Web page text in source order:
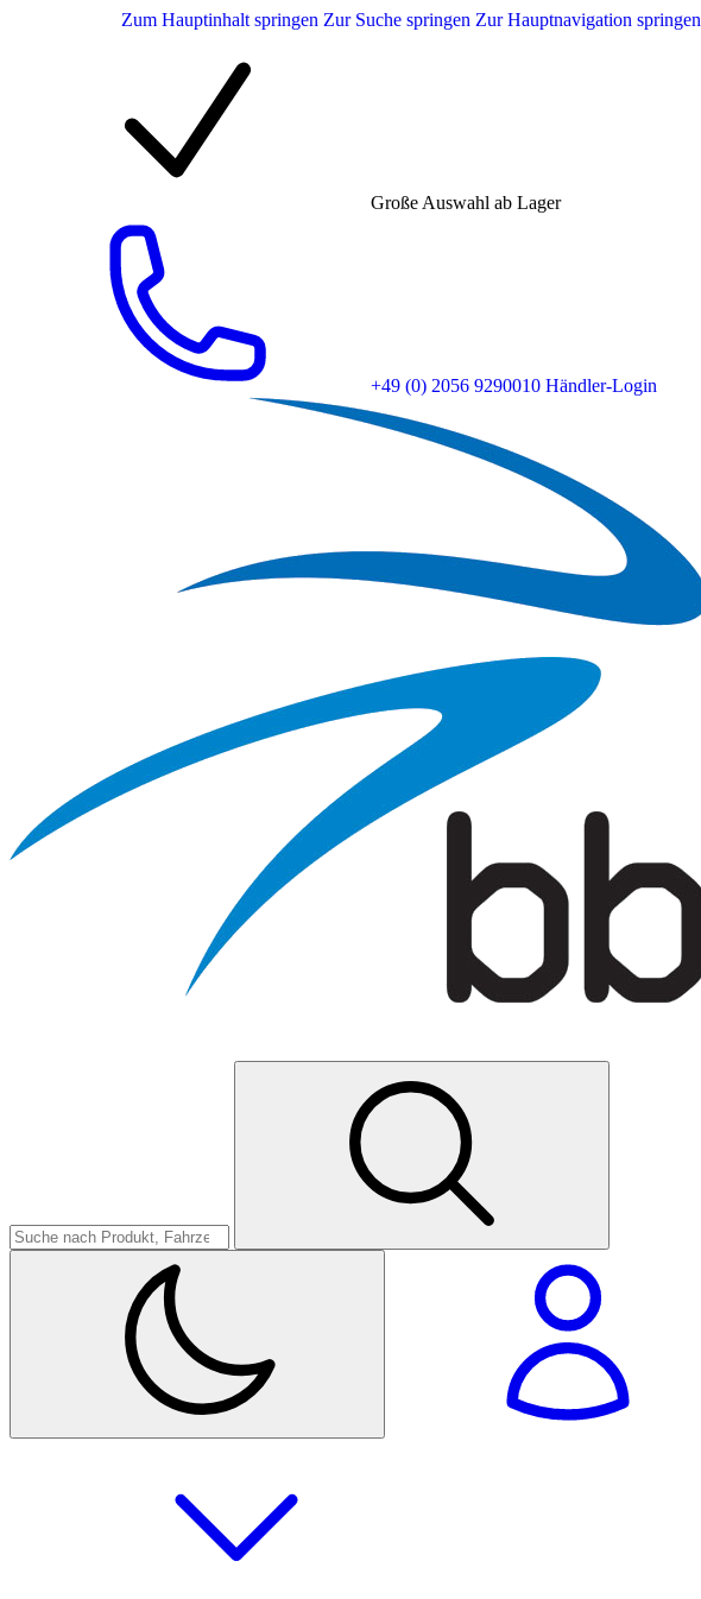
Zum Hauptinhalt springen Zur Suche springen Zur Hauptnavigation springen
Große Auswahl ab Lager
+49 (0) 2056 9290010 Händler-Login